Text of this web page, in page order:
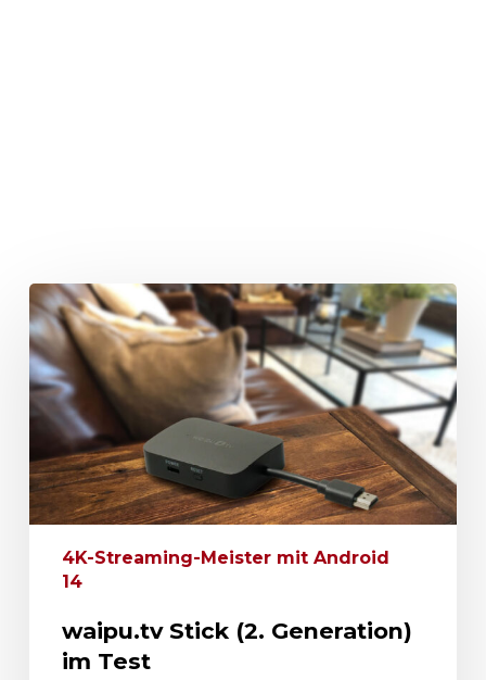
4K-Streaming-Meister mit Android
14
waipu.tv Stick (2. Generation)
im Test